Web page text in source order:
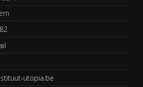
utopia.be